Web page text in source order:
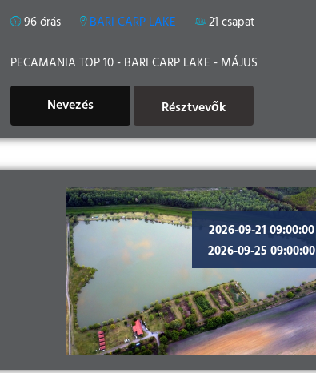
96 órás BARI CARP LAKE 21 csapat
PECAMANIA TOP 10 - BARI CARP LAKE - MÁJUS
Nevezés Résztvevők
2026-09-21 09:00:00
2026-09-25 09:00:00